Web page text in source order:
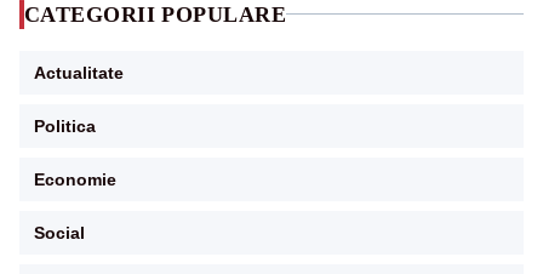
CATEGORII POPULARE
Actualitate
Politica
Economie
Social